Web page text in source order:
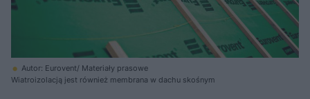
Autor: Eurovent/ Materiały prasowe
Wiatroizolacją jest również membrana w dachu skośnym